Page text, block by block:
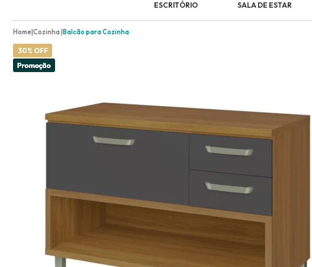
ESCRITÓRIO SALA DE ESTAR
Home Cozinha Balcão para Cozinha
30% OFF